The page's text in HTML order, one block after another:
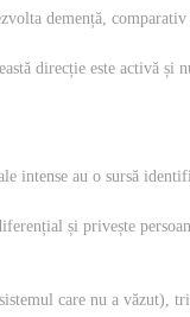
demență,
direcție este activă și
au o sursă
și privește
care nu a